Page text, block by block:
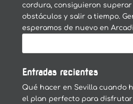
cordura, consiguieron
obstáculos y salir a tiempo.
esperamos de nuevo en
Entradas recientes
Qué hacer en Sevilla cuando
el plan perfecto para